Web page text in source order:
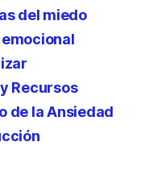
del miedo
Recursos
de la Ansiedad